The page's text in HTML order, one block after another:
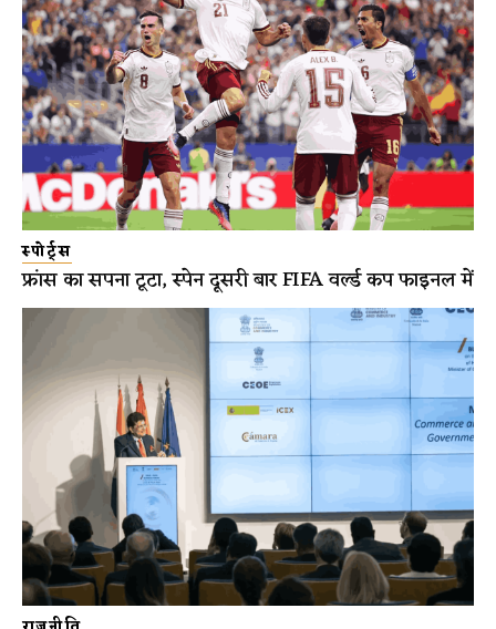
स्पोर्ट्स
फ्रांस का सपना टूटा, स्पेन दूसरी बार FIFA वर्ल्ड कप फाइनल में